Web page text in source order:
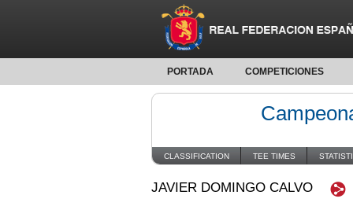
PORTADA COMPETICIONES
CLASSIFICATION TEE TIMES
JAVIER DOMINGO CALVO